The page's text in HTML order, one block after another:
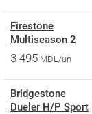
Firestone
Multiseason 2
3 495 MDL/un
Bridgestone
Dueler H/P Sport